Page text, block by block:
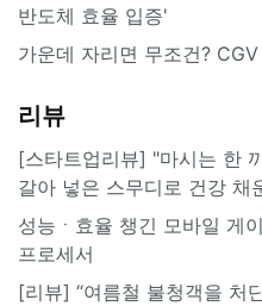
반도체 효율 입증'
가운데 자리면 무조건?
리뷰
[스타트업리뷰] "마시는 한
갈아 넣은 스무디로 건강 채
성능ㆍ효율 챙긴 모바일 게
프로세서
[리뷰] “여름철 불청객을 처